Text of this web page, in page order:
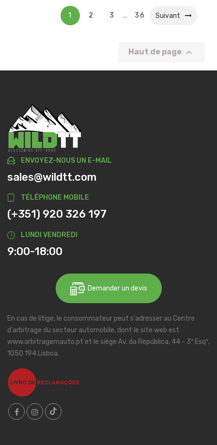
1 2 3 … 36 Suivant
Haut de page 
ENVOYEZ-NOUS UN E-MAIL
sales@wildtt.com
TÉLÉPHONE MOBILE
(+351) 920 326 197
LUNDI VENDREDI
9:00-18:00
Demander un devis
En cas de litige, le consommateur peut s'adresser au Centre
d'arbitrage du secteur automobile, dont le site web est
www.arbitragemauto.pt et le siège Av. da República, 44 - 3º Esqº,
1050 194 Lisboa.